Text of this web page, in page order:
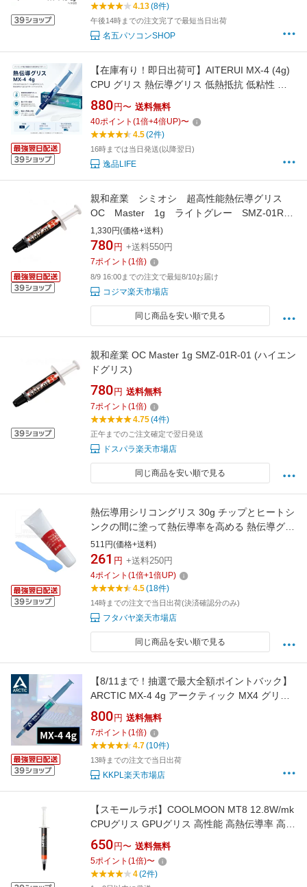
4.13(8件)
午後14時までの注文完了で最短当日出荷
名五パソコンSHOP
【在庫有り！即日出荷可】AITERUI MX-4 (4g)
CPU グリス 熱伝導グリス 低熱抵抗 低粘性 長
期不硬化 非導電性 サーマルコンパウンド シリ
コングリス ヘラ付き 送料無料
880 円〜 送料無料
40ポイント (1倍+4倍UP)〜
4.5(2件)
16時までは当日発送(以降翌日)
逸品LIFE
親和産業 シミオシ 超高性能熱伝導グリス
OC Master 1g ライトグレー SMZ-01R-
01
1,330円(価格+送料)
780 円 +送料550円
7ポイント (1倍)
8/9 16:00までの注文で最短8/10お届け
コジマ楽天市場店
同じ商品を安い順で見る
親和産業 OC Master 1g SMZ-01R-01 (ハイエン
ドグリス)
780 円 送料無料
7ポイント (1倍)
4.75(4件)
正午までのご注文確定で翌日発送
ドスパラ楽天市場店
同じ商品を安い順で見る
熱伝導用シリコングリス 30g チップとヒートシ
ンクの間に塗って熱伝導率を高める 熱伝導グリ
ス 機器メンテナンスに 大容量チューブタイプ
塗り易い出し口 熱伝導性能アップ 高い放熱性
能 CPUグリス COMON GRS-C
511円(価格+送料)
261 円 +送料250円
4ポイント (1倍+1倍UP)
4.5(18件)
14時までの注文で当日出荷(決済確認分のみ)
フタバヤ楽天市場店
同じ商品を安い順で見る
【8/11まで！抽選で最大全額ポイントバック】
ARCTIC MX-4 4g アークティック MX4 グリス
グリース 熱伝導グリス サーマルコンパウンド
ペースト シリコングリス カーボンベース ヒー
トシンクペースト CPU 冷却グリス 冷却 冷却グ
800 円 送料無料
7ポイント (1倍)
4.7(10件)
13時までの注文で当日出荷
KKPL楽天市場店
【スモールラボ】COOLMOON MT8 12.8W/mk
CPUグリス GPUグリス 高性能 高熱伝導率 高耐
久 Thermal Grease シリコングリス ヘラ付き
650 円〜 送料無料
5ポイント (1倍)〜
4(2件)